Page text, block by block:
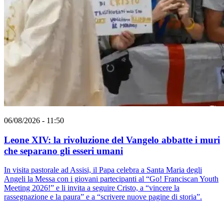
06/08/2026 - 11:50
Leone XIV: la rivoluzione del Vangelo abbatte i muri
che separano gli esseri umani
In visita pastorale ad Assisi, il Papa celebra a Santa Maria degli
Angeli la Messa con i giovani partecipanti al “Go! Franciscan Youth
Meeting 2026!” e li invita a seguire Cristo, a “vincere la
rassegnazione e la paura” e a “scrivere nuove pagine di storia”.